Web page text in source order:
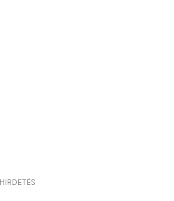
HIRDETÉS